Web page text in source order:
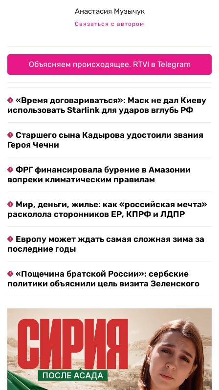
Анастасия Музычук
Связаться с автором
Объясняем происходящее. RTVI в Telegram
«Время договариваться»: Маск не дал Киеву
использовать Starlink для ударов вглубь РФ
Старшего сына Кадырова удостоили звания
Героя Чечни
ФРГ финансировала бурение в Амазонии
вопреки климатическим правилам
Мир, деньги, жилье: как «российская мечта»
расколола сторонников ЕР, КПРФ и ЛДПР
Европу может ждать самая сложная зима за
последние годы
«Пощечина братской России»: сербские
политики объяснили цель визита Зеленского